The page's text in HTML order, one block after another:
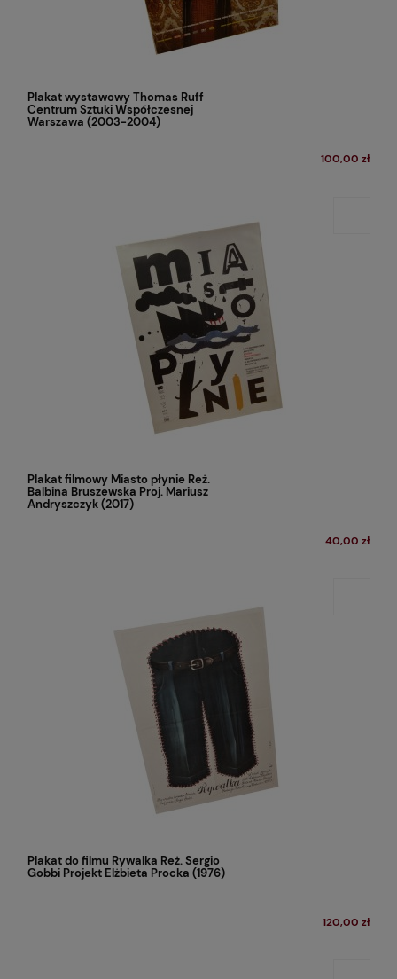
Plakat wystawowy Thomas Ruff
Centrum Sztuki Współczesnej
Warszawa (2003-2004)
100,00 zł
Plakat filmowy Miasto płynie Reż.
Balbina Bruszewska Proj. Mariusz
Andryszczyk (2017)
40,00 zł
Plakat do filmu Rywalka Reż. Sergio
Gobbi Projekt Elżbieta Procka (1976)
120,00 zł